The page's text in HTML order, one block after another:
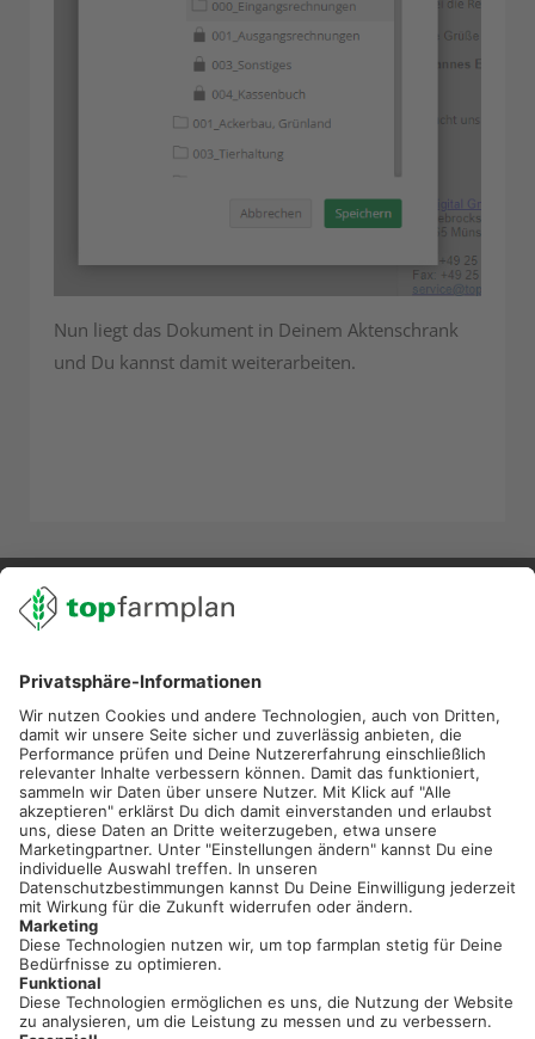
Nun liegt das Dokument in Deinem Aktenschrank
und Du kannst damit weiterarbeiten.
02501 801 44 84
service@topfarmplan.de
Sei immer auf dem Laufenden!
Neue Features, spannende Tipps und hilfreiche Anleitungen!